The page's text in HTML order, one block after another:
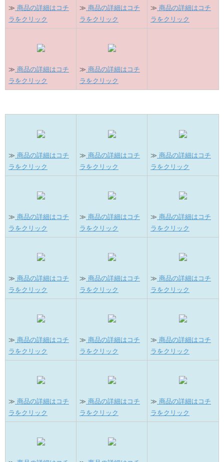
≫ 商品の詳細はコチ
ラをクリック
≫ 商品の詳細はコチ
ラをクリック
≫ 商品の詳細はコチ
ラをクリック
≫ 商品の詳細はコチ
ラをクリック
≫ 商品の詳細はコチ
ラをクリック
≫ 商品の詳細はコチ
ラをクリック
≫ 商品の詳細はコチ
ラをクリック
≫ 商品の詳細はコチ
ラをクリック
≫ 商品の詳細はコチ
ラをクリック
≫ 商品の詳細はコチ
ラをクリック
≫ 商品の詳細はコチ
ラをクリック
≫ 商品の詳細はコチ
ラをクリック
≫ 商品の詳細はコチ
ラをクリック
≫ 商品の詳細はコチ
ラをクリック
≫ 商品の詳細はコチ
ラをクリック
≫ 商品の詳細はコチ
ラをクリック
≫ 商品の詳細はコチ
ラをクリック
≫ 商品の詳細はコチ
ラをクリック
≫ 商品の詳細はコチ
ラをクリック
≫ 商品の詳細はコチ
ラをクリック